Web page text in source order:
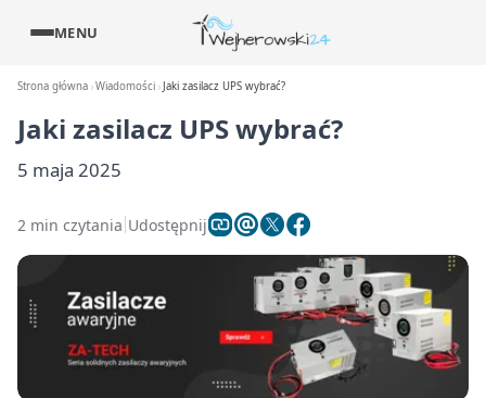
MENU
Strona główna Wiadomości Jaki zasilacz UPS wybrać?
Jaki zasilacz UPS wybrać?
5 maja 2025
2 min czytania Udostępnij